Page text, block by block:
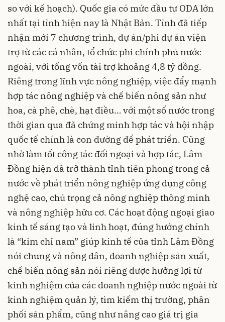
so với kế hoạch). Quốc gia có mức đầu tư ODA lớn
nhất tại tỉnh hiện nay là Nhật Bản. Tỉnh đã tiếp
nhận mới 7 chương trình, dự án/phi dự án viện
trợ từ các cá nhân, tổ chức phi chính phủ nước
ngoài, với tổng vốn tài trợ khoảng 4,8 tỷ đồng.
Riêng trong lĩnh vực nông nghiệp, việc đẩy mạnh
hợp tác nông nghiệp và chế biến nông sản như
hoa, cà phê, chè, hạt điều… với một số nước trong
thời gian qua đã chứng minh hợp tác và hội nhập
quốc tế chính là con đường để phát triển. Cũng
nhờ làm tốt công tác đối ngoại và hợp tác, Lâm
Đồng hiện đã trở thành tỉnh tiên phong trong cả
nước về phát triển nông nghiệp ứng dụng công
nghệ cao, chú trọng cả nông nghiệp thông minh
và nông nghiệp hữu cơ. Các hoạt động ngoại giao
kinh tế sáng tạo và linh hoạt, đúng hướng chính
là “kim chỉ nam” giúp kinh tế của tỉnh Lâm Đồng
nói chung và nông dân, doanh nghiệp sản xuất,
chế biến nông sản nói riêng được hưởng lợi từ
kinh nghiệm của các doanh nghiệp nước ngoài từ
kinh nghiệm quản lý, tìm kiếm thị trường, phân
phối sản phẩm, cũng như nâng cao giá trị gia